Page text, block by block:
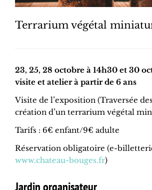
Terrarium végétal
23, 25, 28 octobre à 14h30 et 30
visite et atelier à partir de 6 ans
Visite de l’exposition (Traversée
création d’un terrarium végétal
Tarifs : 6€ enfant/9€ adulte
Réservation obligatoire (e-
www.chateau-bouges.fr)
Jardin organisateur